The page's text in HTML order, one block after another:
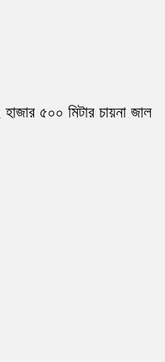
৫০০ মিটার চায়না জাল